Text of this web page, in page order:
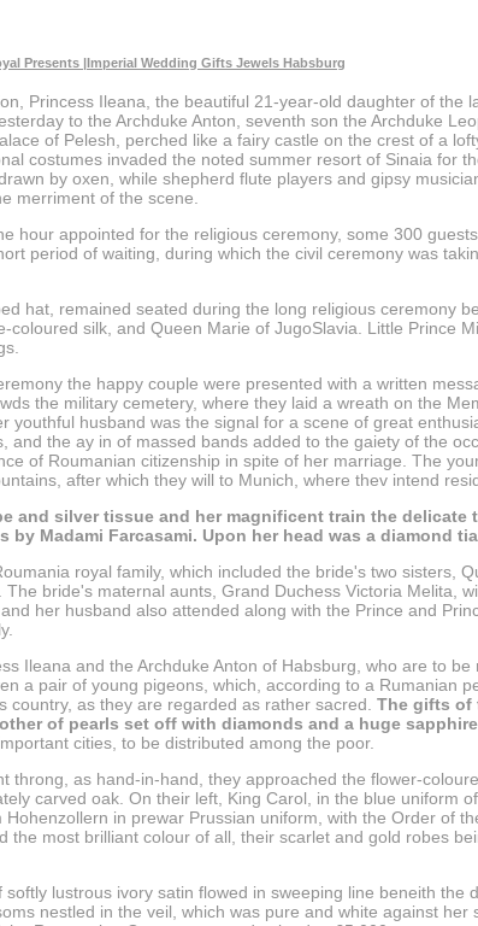
Presents |Imperial Wedding Gifts Jewels Habsburg
Princess Ileana, the beautiful 21-year-old daughter of the
to the Archduke Anton, seventh son the Archduke
of Pelesh, perched like a fairy castle on the crest of a
costumes invaded the noted summer resort of Sinaia for
by oxen, while shepherd flute players and gipsy
merriment of the scene.
hour appointed for the religious ceremony, some 300
period of waiting, during which the civil ceremony was
hat, remained seated during the long religious ceremony
silk, and Queen Marie of JugoSlavia. Little Prince
the happy couple were presented with a written
the military cemetery, where they laid a wreath on the
youthful husband was the signal for a scene of great
and the ay in of massed bands added to the gaiety of the
of Roumanian citizenship in spite of her marriage. The
after which they will to Munich, where thev intend
and silver tissue and her magnificent train the
Madami Farcasami. Upon her head was a diamond
royal family, which included the bride's two sisters,
bride's maternal aunts, Grand Duchess Victoria Melita,
her husband also attended along with the Prince and
Ileana and the Archduke Anton of Habsburg, who are to
a pair of young pigeons, which, according to a Rumanian
country, as they are regarded as rather sacred. The gifts of
of pearls set off with diamonds and a huge
cities, to be distributed among the poor.
throng, as hand-in-hand, they approached the flower-
carved oak. On their left, King Carol, in the blue uniform
in prewar Prussian uniform, with the Order of
the most brilliant colour of all, their scarlet and gold robes
lustrous ivory satin flowed in sweeping line beneith the
nestled in the veil, which was pure and white against